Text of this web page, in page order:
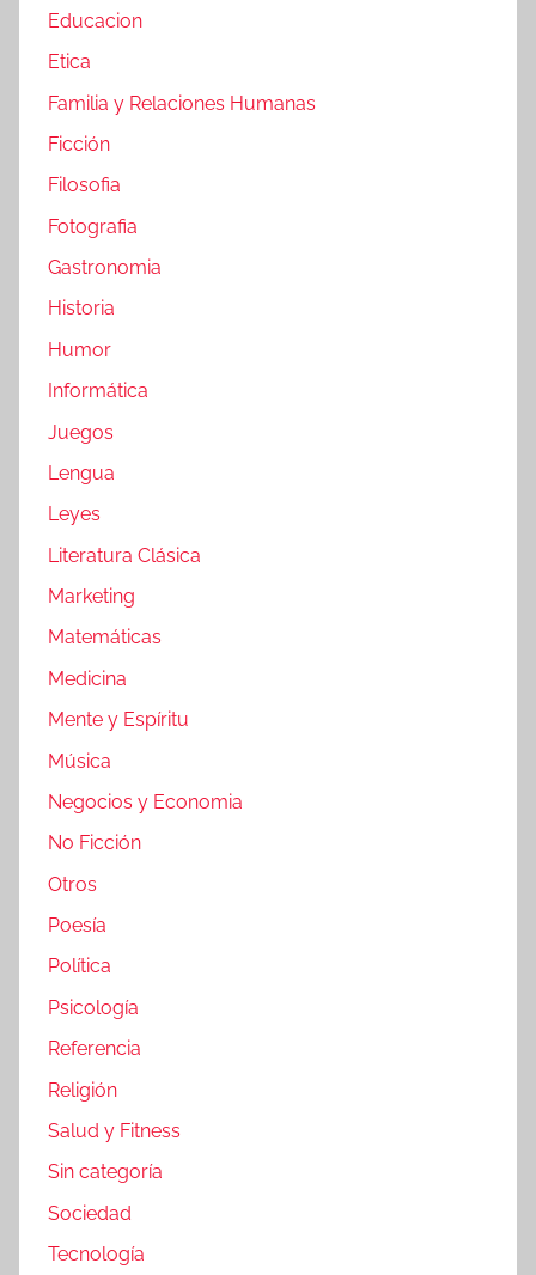
Educacion
Etica
Familia y Relaciones Humanas
Ficción
Filosofia
Fotografia
Gastronomia
Historia
Humor
Informática
Juegos
Lengua
Leyes
Literatura Clásica
Marketing
Matemáticas
Medicina
Mente y Espíritu
Música
Negocios y Economia
No Ficción
Otros
Poesía
Política
Psicología
Referencia
Religión
Salud y Fitness
Sin categoría
Sociedad
Tecnología